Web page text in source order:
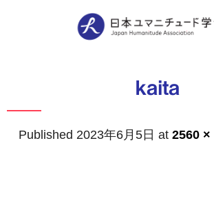
kaita
Published 2023年6月5日 at 2560 ×